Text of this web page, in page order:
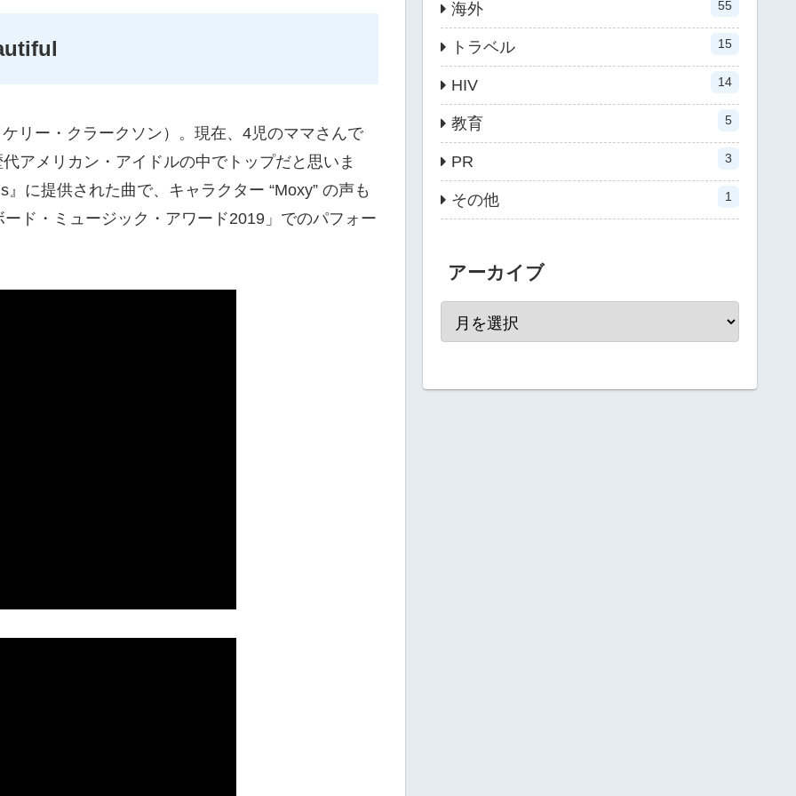
リー・クラークソン）。現在、4児のママさんで
アメリカン・アイドルの中でトップだと思いま
に提供された曲で、キャラクター “Moxy” の声も
ド・ミュージック・アワード2019」でのパフォー
海外 55
トラベル 15
HIV 14
教育 5
PR 3
その他 1
アーカイブ